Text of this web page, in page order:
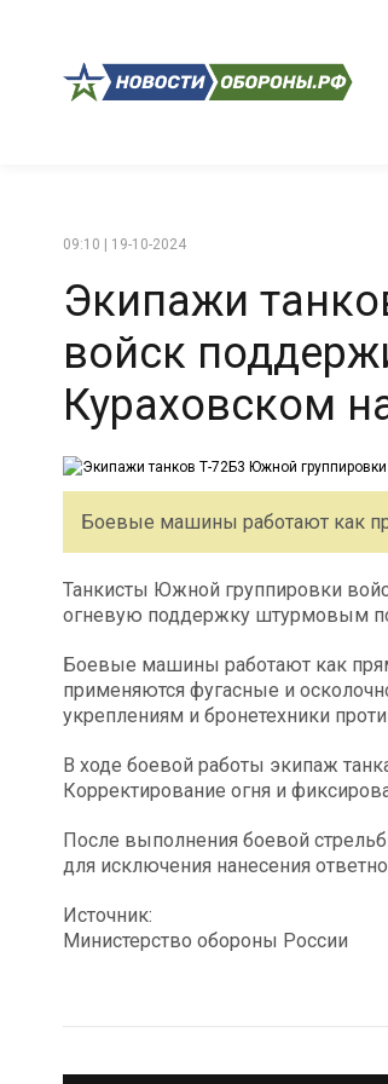
09:10 | 19-10-2024
Экипажи
войск
Кураховском
Боевые машины работают как
Танкисты Южной группировки
огневую поддержку штурмовым
Боевые машины работают как
применяются фугасные и
укреплениям и бронетехники
В ходе боевой работы экипаж
Корректирование огня и
После выполнения боевой
для исключения нанесения
Источник:
Министерство обороны России